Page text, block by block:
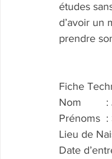
études
d’avoir un
prendre
Fiche